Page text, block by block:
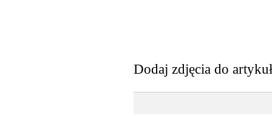
Dodaj zdjęcia do